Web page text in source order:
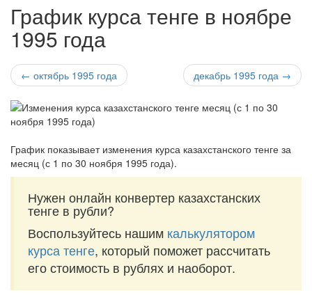
График курса тенге в ноябре
1995 года
← октябрь 1995 года декабрь 1995 года →
График показывает изменения курса казахстанского тенге за
месяц (с 1 по 30 ноября 1995 года).
Нужен онлайн конвертер казахстанских
тенге в рубли?
Воспользуйтесь нашим калькулятором
курса тенге, который поможет рассчитать
его стоимость в рублях и наоборот.